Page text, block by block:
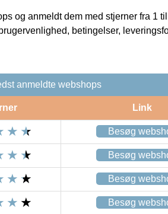
og anmeldt dem med stjerner fra 1
betingelser,
anmeldte webshops
Link
Besøg
Besøg
Besøg
Besøg